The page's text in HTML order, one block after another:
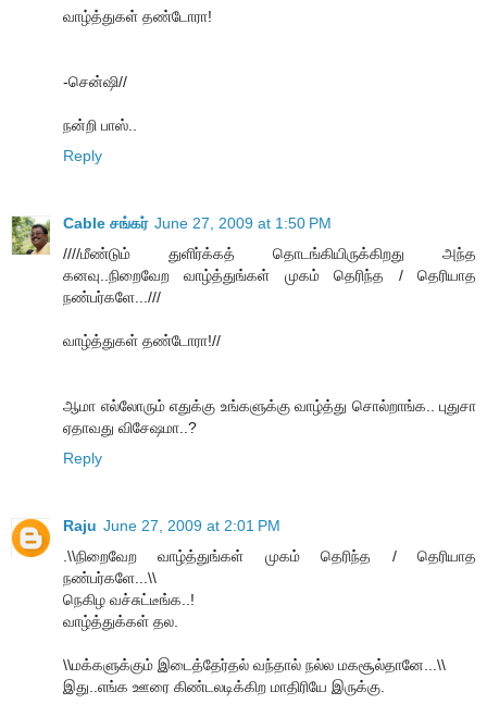
வாழ்த்துகள் தண்டோரா!
-சென்ஷி//
நன்றி பாஸ்..
Reply
Cable சங்கர் June 27, 2009 at 1:50 PM
////மீண்டும் துளிர்க்கத் தொடங்கியிருக்கிறது அந்த
கனவு..நிறைவேற வாழ்த்துங்கள் முகம் தெரிந்த / தெரியாத
நண்பர்களே...///
வாழ்த்துகள் தண்டோரா!//
ஆமா எல்லோரும் எதுக்கு உங்களுக்கு வாழ்த்து சொல்றாங்க.. புதுசா
ஏதாவது விசேஷமா..?
Reply
Raju June 27, 2009 at 2:01 PM
.\\நிறைவேற வாழ்த்துங்கள் முகம் தெரிந்த / தெரியாத
நண்பர்களே...\\
நெகிழ வச்சுட்டீங்க..!
வாழ்த்துக்கள் தல.
\\மக்களுக்கும் இடைத்தேர்தல் வந்தால் நல்ல மகசூல்தானே...\\
இது..எங்க ஊரை கிண்டலடிக்கிற மாதிரியே இருக்கு.